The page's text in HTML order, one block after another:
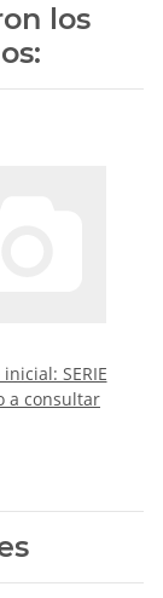
los
SERIE
a consultar